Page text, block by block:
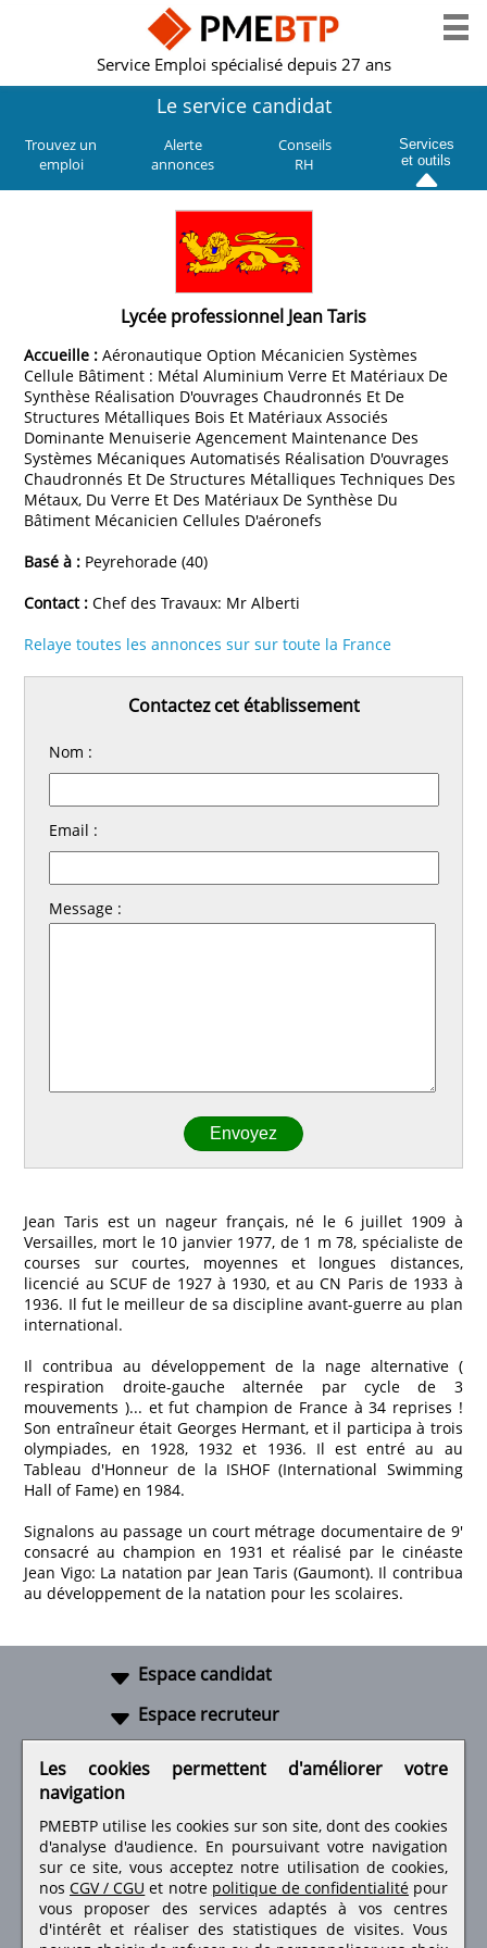
Service Emploi spécialisé depuis 27 ans
Le service candidat
Trouvez un
emploi
Alerte
annonces
Conseils
RH
Services
et outils
Lycée professionnel Jean Taris
Accueille : Aéronautique Option Mécanicien Systèmes
Cellule Bâtiment : Métal Aluminium Verre Et Matériaux De
Synthèse Réalisation D'ouvrages Chaudronnés Et De
Structures Métalliques Bois Et Matériaux Associés
Dominante Menuiserie Agencement Maintenance Des
Systèmes Mécaniques Automatisés Réalisation D'ouvrages
Chaudronnés Et De Structures Métalliques Techniques Des
Métaux, Du Verre Et Des Matériaux De Synthèse Du
Bâtiment Mécanicien Cellules D'aéronefs
Basé à : Peyrehorade (40)
Contact : Chef des Travaux: Mr Alberti
Relaye toutes les annonces sur sur toute la France
Contactez cet établissement
Nom :
Email :
Message :
Jean Taris est un nageur français, né le 6 juillet 1909 à
Versailles, mort le 10 janvier 1977, de 1 m 78, spécialiste de
courses sur courtes, moyennes et longues distances,
licencié au SCUF de 1927 à 1930, et au CN Paris de 1933 à
1936. Il fut le meilleur de sa discipline avant-guerre au plan
international.
Il contribua au développement de la nage alternative (
respiration droite-gauche alternée par cycle de 3
mouvements )... et fut champion de France à 34 reprises !
Son entraîneur était Georges Hermant, et il participa à trois
olympiades, en 1928, 1932 et 1936. Il est entré au au
Tableau d'Honneur de la ISHOF (International Swimming
Hall of Fame) en 1984.
Signalons au passage un court métrage documentaire de 9'
consacré au champion en 1931 et réalisé par le cinéaste
Jean Vigo: La natation par Jean Taris (Gaumont). Il contribua
au développement de la natation pour les scolaires.
Espace candidat
Espace recruteur
Retrouvez-nous sur les réseaux sociaux
Les cookies permettent d'améliorer votre
navigation
PMEBTP utilise les cookies sur son site, dont des cookies
d'analyse d'audience. En poursuivant votre navigation
sur ce site, vous acceptez notre utilisation de cookies,
nos CGV / CGU et notre politique de confidentialité pour
vous proposer des services adaptés à vos centres
d'intérêt et réaliser des statistiques de visites.Vous